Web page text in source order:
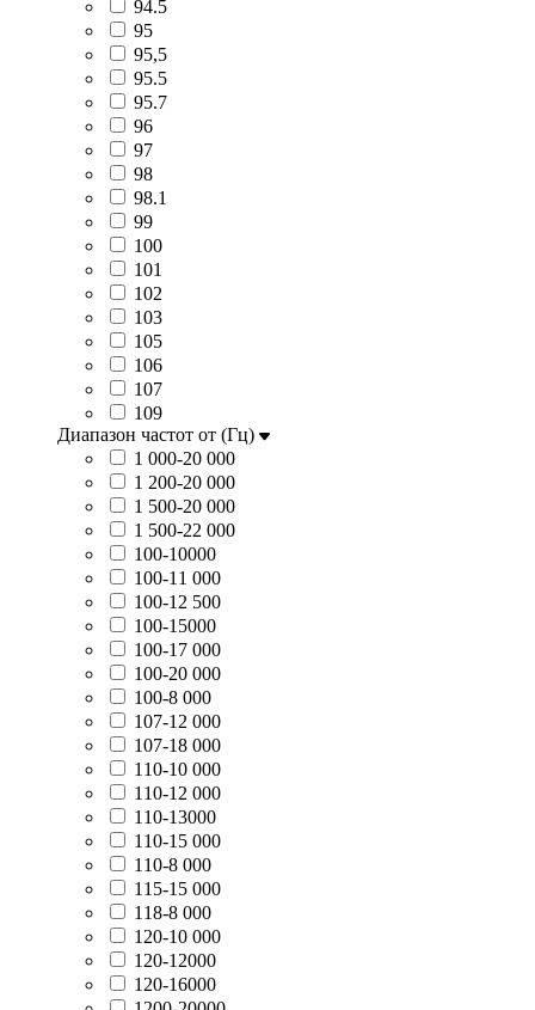
94.5
95
95,5
95.5
95.7
96
97
98
98.1
99
100
101
102
103
105
106
107
109
Диапазон частот от (Гц)
1 000-20 000
1 200-20 000
1 500-20 000
1 500-22 000
100-10000
100-11 000
100-12 500
100-15000
100-17 000
100-20 000
100-8 000
107-12 000
107-18 000
110-10 000
110-12 000
110-13000
110-15 000
110-8 000
115-15 000
118-8 000
120-10 000
120-12000
120-16000